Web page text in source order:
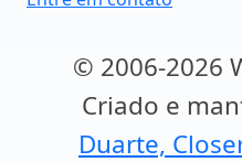
© 2006-2026
Criado e
Duarte,